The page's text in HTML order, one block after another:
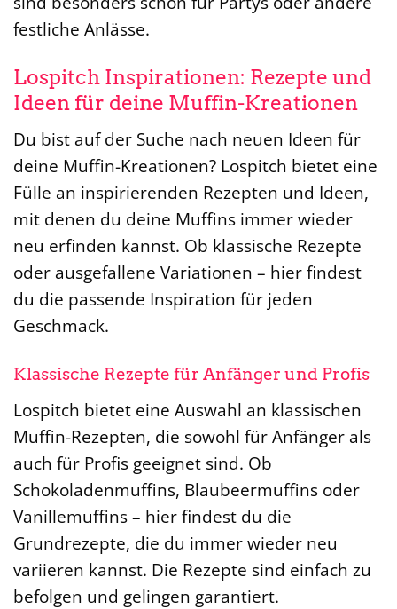
festliche Anlässe.
Lospitch Inspirationen: Rezepte und
Ideen für deine Muffin-Kreationen
Du bist auf der Suche nach neuen Ideen für
deine Muffin-Kreationen? Lospitch bietet eine
Fülle an inspirierenden Rezepten und Ideen,
mit denen du deine Muffins immer wieder
neu erfinden kannst. Ob klassische Rezepte
oder ausgefallene Variationen – hier findest
du die passende Inspiration für jeden
Geschmack.
Klassische Rezepte für Anfänger und Profis
Lospitch bietet eine Auswahl an klassischen
Muffin-Rezepten, die sowohl für Anfänger als
auch für Profis geeignet sind. Ob
Schokoladenmuffins, Blaubeermuffins oder
Vanillemuffins – hier findest du die
Grundrezepte, die du immer wieder neu
variieren kannst. Die Rezepte sind einfach zu
befolgen und gelingen garantiert.